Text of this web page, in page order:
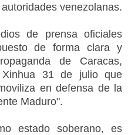
venezolanas.
de prensa oficiales
de forma clara y
de Caracas,
31 de julio que
en defensa de la
Maduro".
estado soberano, es